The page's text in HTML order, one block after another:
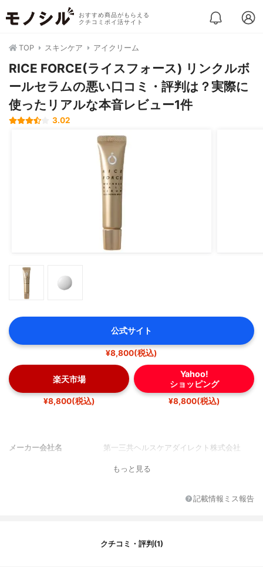
おすすめ商品がもらえる
クチコミポイ活サイト
TOP スキンケア アイクリーム
RICE FORCE(ライスフォース) リンクルボ
ールセラムの悪い口コミ・評判は？実際に
使ったリアルな本音レビュー1件
3.02
公式サイト
¥8,800(税込)
楽天市場
¥8,800(税込)
Yahoo!
ショッピング
¥8,800(税込)
メーカー会社名 第一三共ヘルスケアダイレクト株式会社
もっと見る
記載情報ミス報告
クチコミ・評判(1)